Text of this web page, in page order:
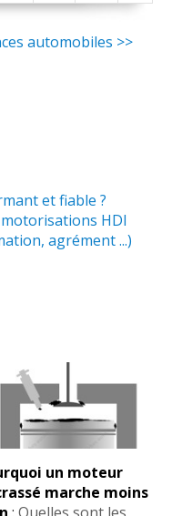
(0 )
BVM5,
0
2004,(0 )
2002 , 200000KM
automobiles >>
et fiable ?
HDI
agrément ...)
un moteur
marche moins